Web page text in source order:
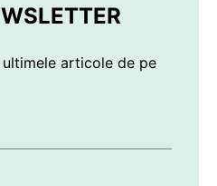
articole de pe